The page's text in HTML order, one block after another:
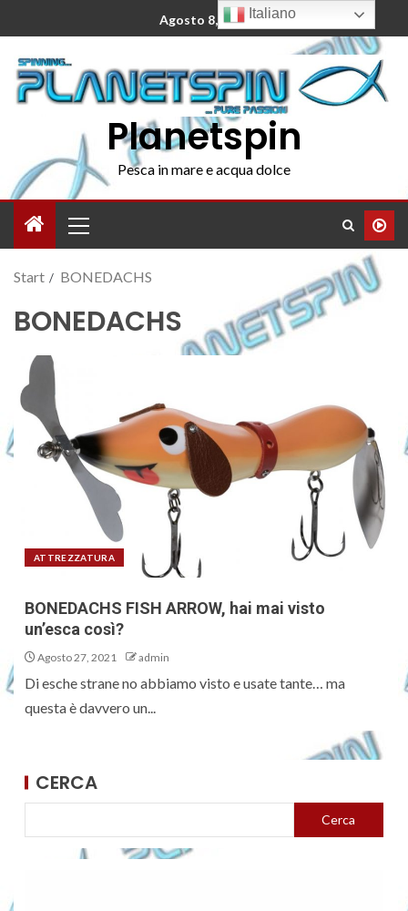
Agosto 8, 2026
Planetspin
Pesca in mare e acqua dolce
Start BONEDACHS
BONEDACHS
ATTREZZATURA
BONEDACHS FISH ARROW, hai mai visto
un’esca così?
Agosto 27, 2021 admin
Di esche strane no abbiamo visto e usate tante… ma
questa è davvero un...
CERCA
Cerca
Italiano